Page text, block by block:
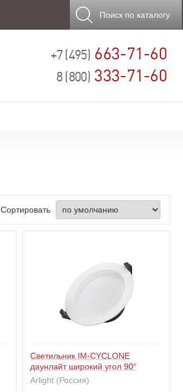
Поиск по каталогу
+7 (495) 663-71-60
8 (800) 333-71-60
Сортировать
Светильник IM-CYCLONE
даунлайт широкий угол 90°
Arlight (Россия)